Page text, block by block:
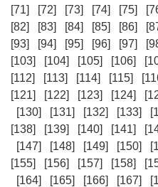
[71]
[72] [73] [74] [75]
[82]
[83] [84] [85] [86]
[93]
[94] [95] [96] [97]
[103]
[104] [105] [106]
[112]
[113] [114] [115]
[121]
[122] [123] [124]
[130]
[131] [132] [133]
[138]
[139] [140] [141]
[147]
[148] [149] [150]
[155]
[156] [157] [158]
[164]
[165] [166] [167]